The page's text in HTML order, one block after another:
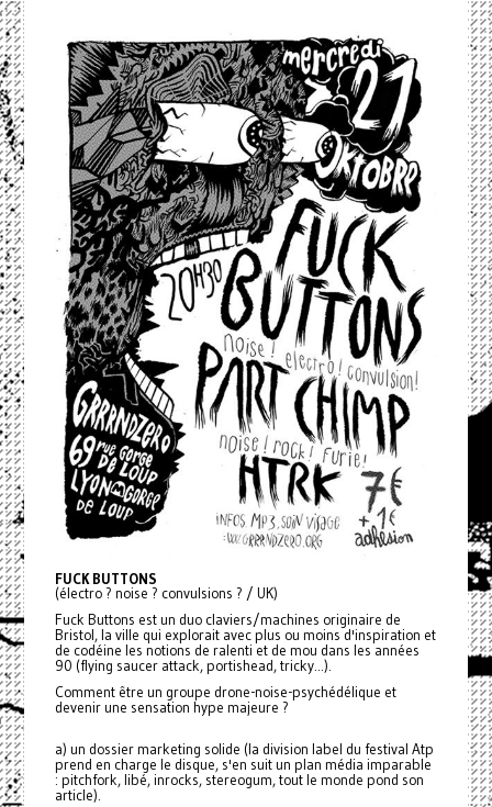
FUCK BUTTONS
(électro ? noise ? convulsions ? / UK)
Fuck Buttons est un duo claviers/machines originaire de
Bristol, la ville qui explorait avec plus ou moins d'inspiration et
de codéine les notions de ralenti et de mou dans les années
90 (flying saucer attack, portishead, tricky...).
Comment être un groupe drone-noise-psychédélique et
devenir une sensation hype majeure ?
a) un dossier marketing solide (la division label du festival Atp
prend en charge le disque, s'en suit un plan média imparable
: pitchfork, libé, inrocks, stereogum, tout le monde pond son
article).